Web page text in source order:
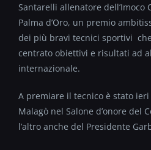
Santarelli allenatore dell’Imoco
Palma d’Oro, un premio
dei più bravi tecnici sportivi
centrato obiettivi e risultati ad
internazionale.
A premiare il tecnico è stato
Malagò nel Salone d’onore del
l’altro anche del Presidente